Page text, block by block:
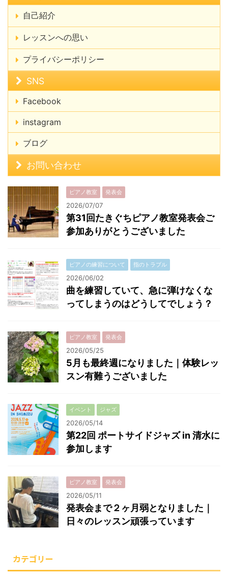
自己紹介
レッスンへの思い
プライバシーポリシー
SNS
Facebook
instagram
ブログ
お問い合わせ
ピアノ教室 発表会
2026/07/07
第31回たきぐちピアノ教室発表会ご
参加ありがとうございました
ピアノの練習について 指のトラブル
2026/06/02
曲を練習していて、急に弾けなくな
ってしまうのはどうしてでしょう？
ピアノ教室 発表会
2026/05/25
5月も最終週になりました｜体験レッ
スン有難うございました
イベント ジャズ
2026/05/14
第22回 ポートサイドジャズ in 清水に
参加します
ピアノ教室 発表会
2026/05/11
発表会まで２ヶ月弱となりました｜
日々のレッスン頑張っています
カテゴリー